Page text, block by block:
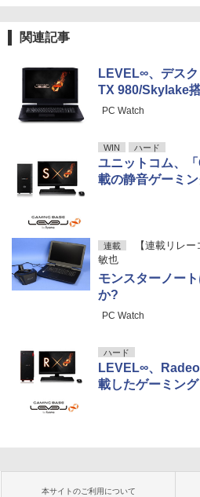
関連記事
LEVEL∞、デス
TX 980/Skylake
PC Watch
WIN ハード
ユニットコム、
載の静音ゲーミ
連載 【連載リレ
敏也
モンスターノー
か?
PC Watch
ハード
LEVEL∞、
載したゲーミン
本サイトのご利用について